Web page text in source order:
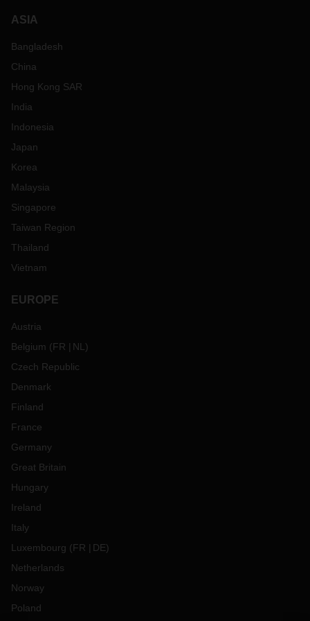
ASIA
Bangladesh
China
Hong Kong SAR
India
Indonesia
Japan
Korea
Malaysia
Singapore
Taiwan Region
Thailand
Vietnam
EUROPE
Austria
Belgium (FR NL )
Czech Republic
Denmark
Finland
France
Germany
Great Britain
Hungary
Ireland
Italy
Luxembourg (FR DE)
Netherlands
Norway
Poland